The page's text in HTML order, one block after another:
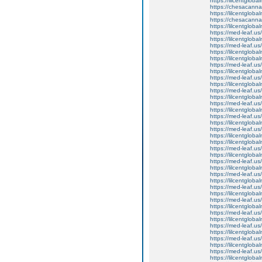
https://
https://
https://
https://
https://med-leaf.us/
https://
https://med-leaf.us/
https://
https://
https://med-leaf.us/
https://
https://med-leaf.us/
https://
https://med-leaf.us/
https://
https://med-leaf.us/
https://
https://med-leaf.us/
https://
https://med-leaf.us/
https://
https://
https://med-leaf.us/
https://
https://med-leaf.us/
https://
https://med-leaf.us/
https://
https://med-leaf.us/
https://
https://med-leaf.us/
https://
https://med-leaf.us/
https://
https://med-leaf.us/
https://
https://med-leaf.us/
https://
https://med-leaf.us/
https://